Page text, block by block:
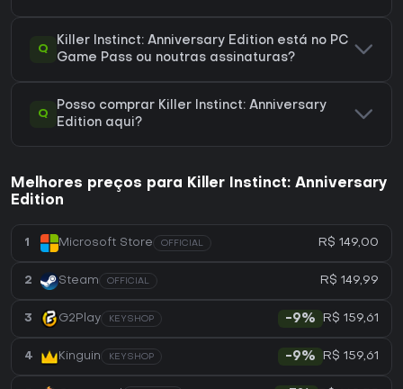
Q
Killer Instinct: Anniversary Edition está no PC
Game Pass ou noutras assinaturas?
Q
Posso comprar Killer Instinct: Anniversary
Edition aqui?
Melhores preços para Killer Instinct: Anniversary
Edition
1 Microsoft Store OFFICIAL R$ 149,00
2 Steam OFFICIAL R$ 149,99
3 G2Play KEYSHOP -9% R$ 159,61
4 Kinguin KEYSHOP -9% R$ 159,61